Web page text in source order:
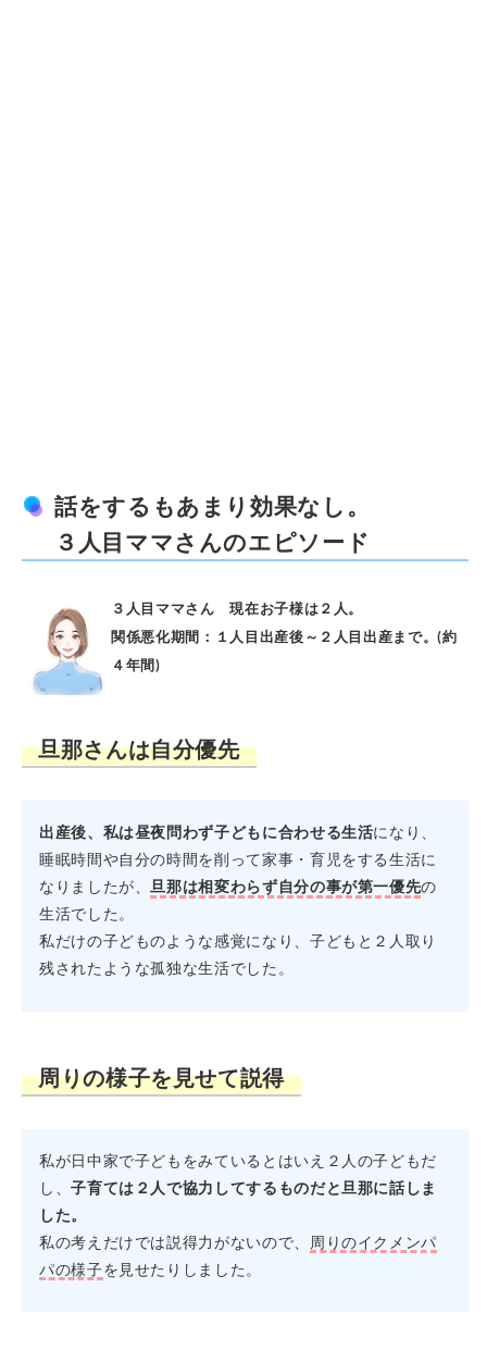
話をするもあまり効果なし。
３人目ママさんのエピソード
３人目ママさん 現在お子様は２人。
関係悪化期間：１人目出産後～２人目出産まで。(約
４年間)
旦那さんは自分優先
出産後、私は昼夜問わず子どもに合わせる生活になり、
睡眠時間や自分の時間を削って家事・育児をする生活に
なりましたが、旦那は相変わらず自分の事が第一優先の
生活でした。
私だけの子どものような感覚になり、子どもと２人取り
残されたような孤独な生活でした。
周りの様子を見せて説得
私が日中家で子どもをみているとはいえ２人の子どもだ
し、子育ては２人で協力してするものだと旦那に話しま
した。
私の考えだけでは説得力がないので、
周りのイクメンパ
パの様子を見せたりしました。